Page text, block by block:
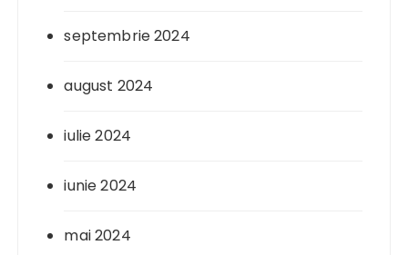
septembrie 2024
august 2024
iulie 2024
iunie 2024
mai 2024